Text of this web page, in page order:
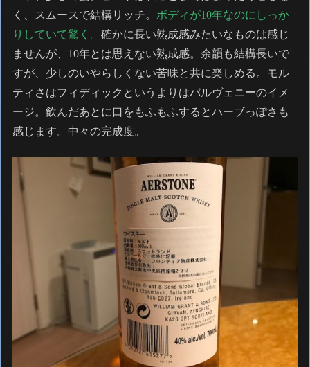
く、スムースで結構リッチ。 ボディが10年なのにしっか
りしていて驚く。確かに長い熟成感みたいなものは感じ
ませんが、10年とは思えない熟成感。余韻も結構長いで
すが、少しのいやらしくない苦味と共に楽しめる。モル
ティさはフィディックというよりはバルヴェニーのイメ
ージ。飲んだあとに口をもふもふするとハーブっぽさも
感じます。中々の完成度。